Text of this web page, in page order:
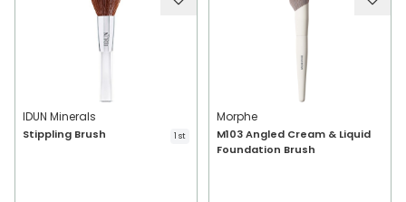
IDUN Minerals
Stippling Brush 1 st
Morphe
M103 Angled Cream & Liquid
Foundation Brush